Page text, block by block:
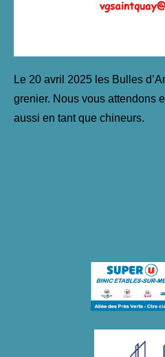
Le 20 avril 2025 les Bulles
grenier. Nous vous attendons
aussi en tant que chineurs.